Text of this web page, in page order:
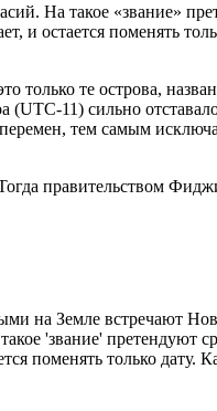
На такое «звание»
и остается поменять
те острова,
11) сильно
тем самым
правительством
на Земле встречают
'звание' претендуют
поменять только дату.